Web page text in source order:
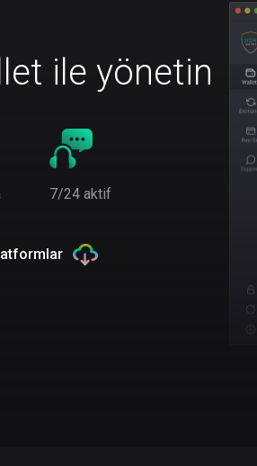
ile yönetin
7/24 aktif